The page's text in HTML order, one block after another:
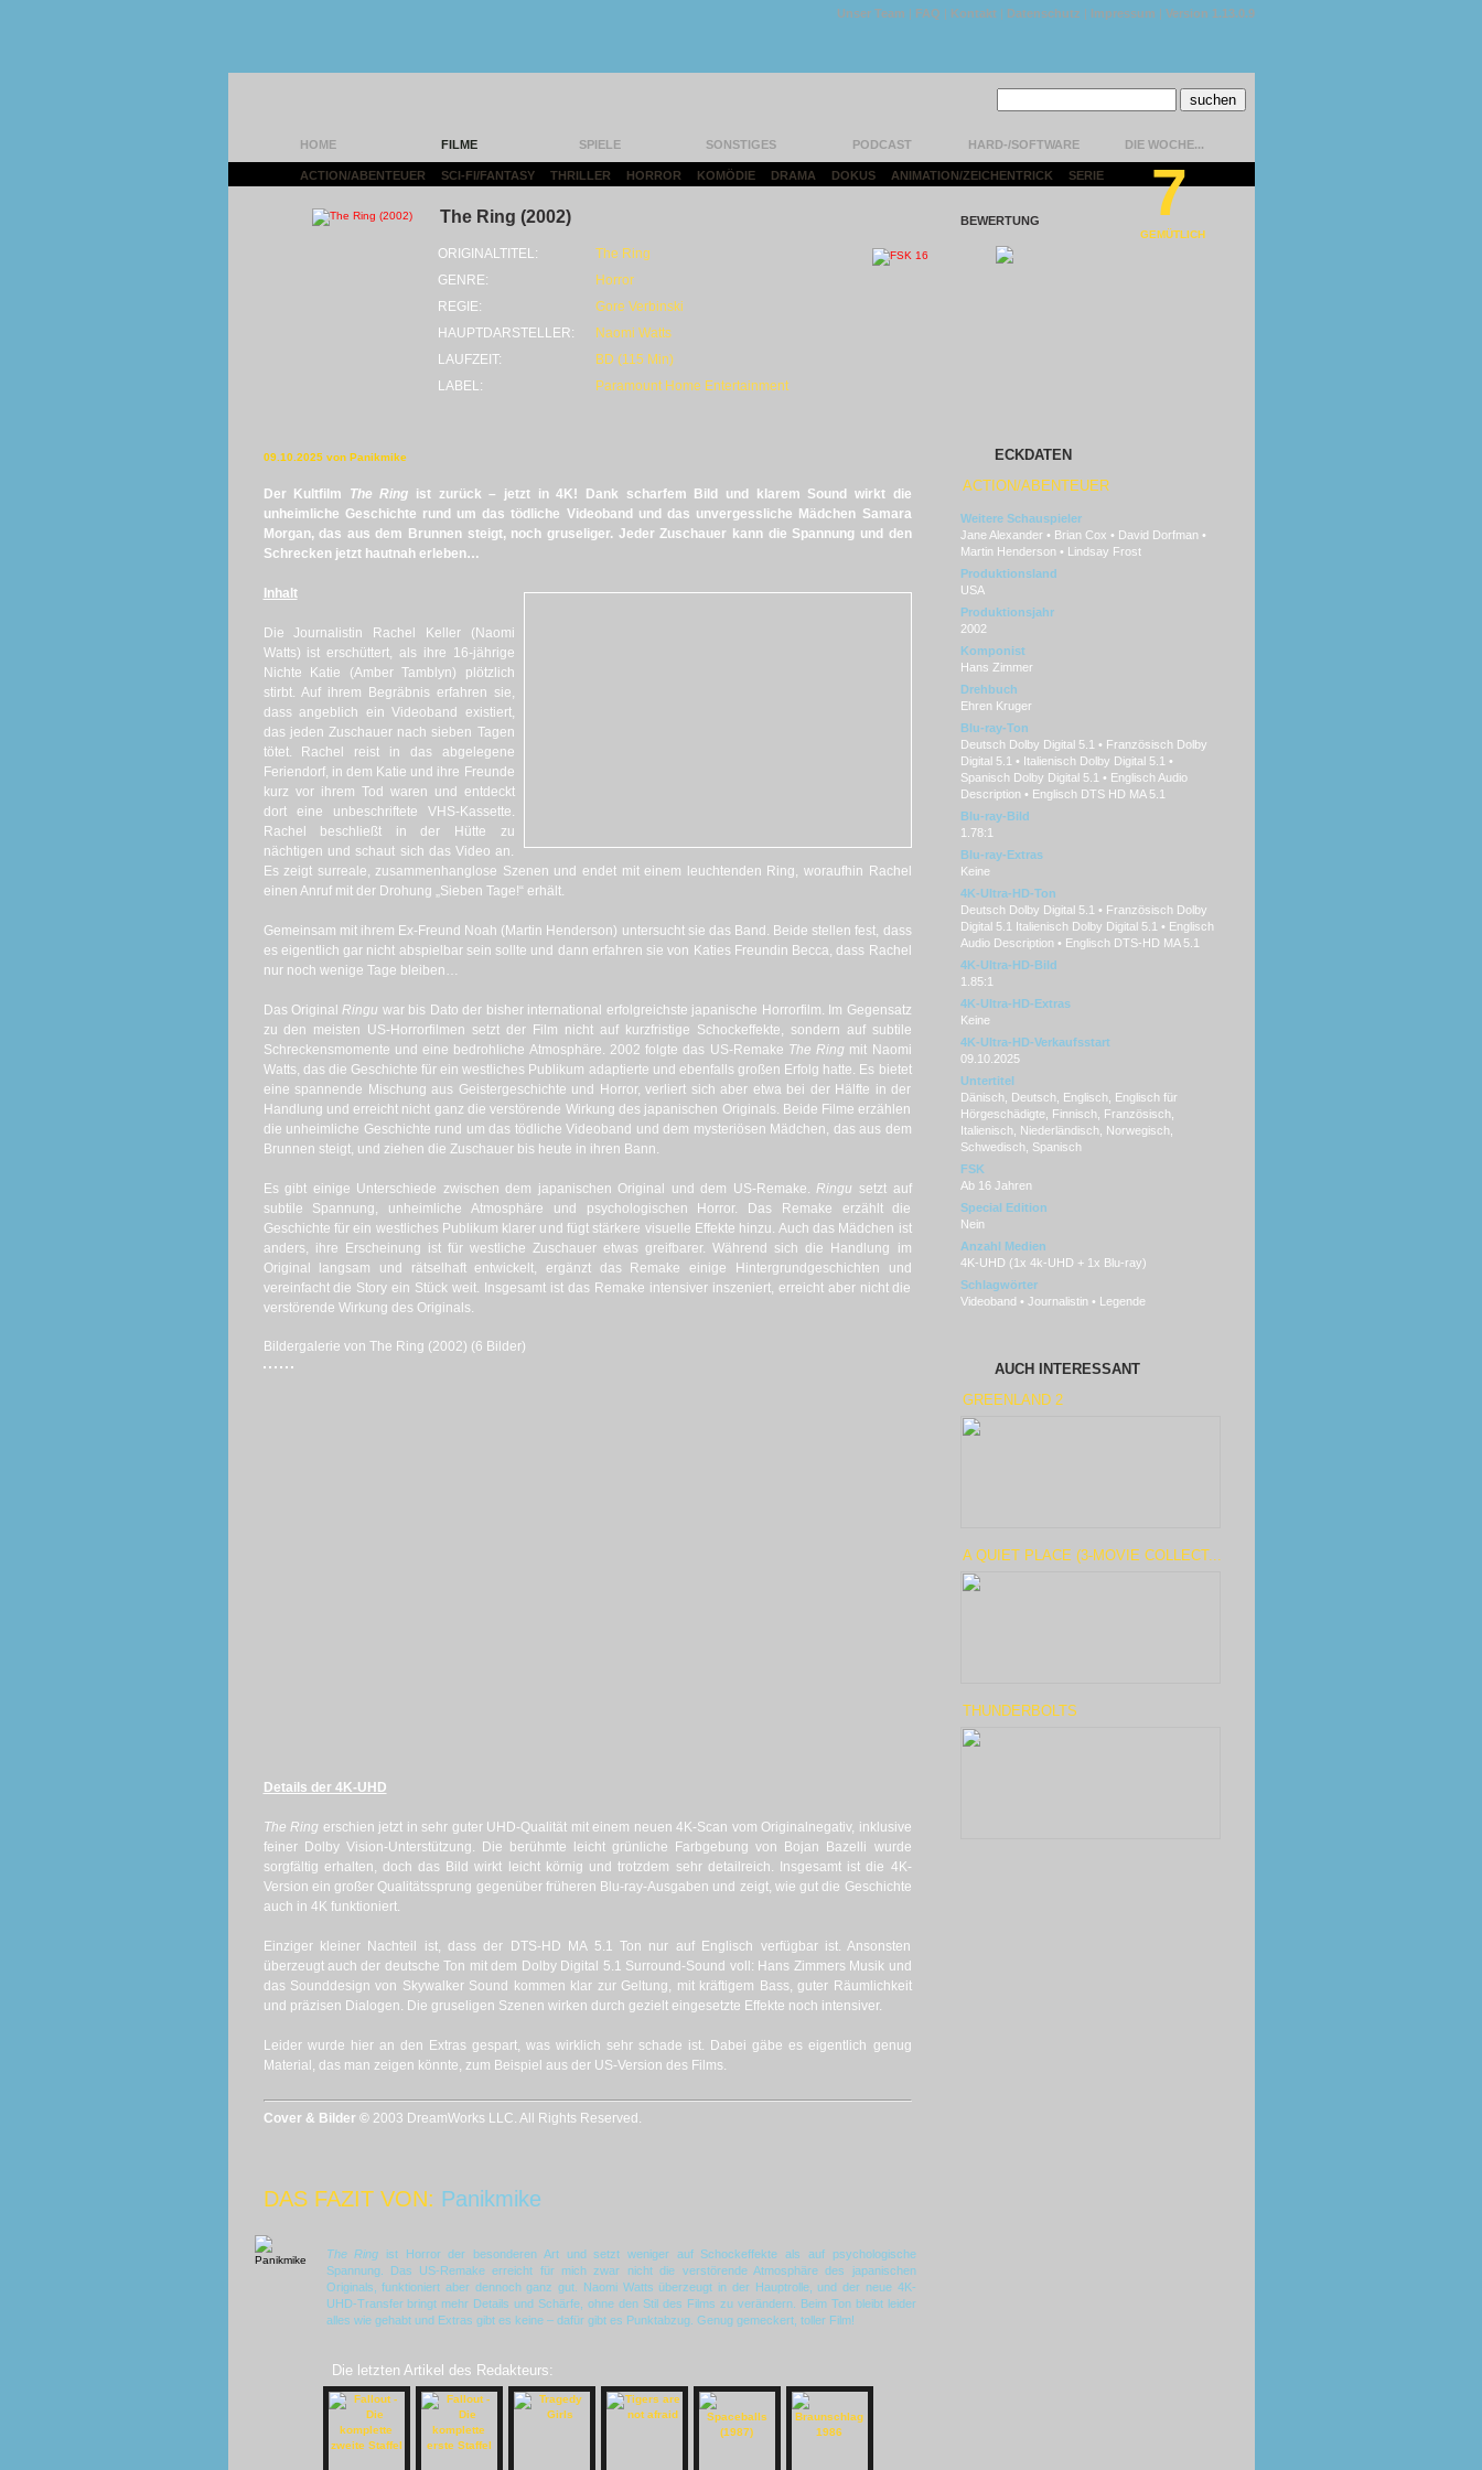
Unser Team | FAQ | Kontakt | Datenschutz | Impressum | Version 1.13.0.9
HOME FILME SPIELE SONSTIGES PODCAST HARD-/SOFTWARE DIE WOCHE...
ACTION/ABENTEUER SCI-FI/FANTASY THRILLER HORROR KOMÖDIE DRAMA DOKUS ANIMATION/ZEICHENTRICK SERIE
The Ring (2002)
ORIGINALTITEL:
The Ring
GENRE:
Horror
REGIE:
Gore Verbinski
HAUPTDARSTELLER:
Naomi Watts
LAUFZEIT:
BD (115 Min)
LABEL:
Paramount Home Entertainment
BEWERTUNG 7
GEMÜTLICH
09.10.2025 von Panikmike
Der Kultfilm The Ring ist zurück – jetzt in 4K! Dank scharfem Bild und klarem Sound wirkt die
unheimliche Geschichte rund um das tödliche Videoband und das unvergessliche Mädchen Samara
Morgan, das aus dem Brunnen steigt, noch gruseliger. Jeder Zuschauer kann die Spannung und den
Schrecken jetzt hautnah erleben…
Inhalt
Die Journalistin Rachel Keller (Naomi
Watts) ist erschüttert, als ihre 16-jährige
Nichte Katie (Amber Tamblyn) plötzlich
stirbt. Auf ihrem Begräbnis erfahren sie,
dass angeblich ein Videoband existiert,
das jeden Zuschauer nach sieben Tagen
tötet. Rachel reist in das abgelegene
Feriendorf, in dem Katie und ihre Freunde
kurz vor ihrem Tod waren und entdeckt
dort eine unbeschriftete VHS-Kassette.
Rachel beschließt in der Hütte zu
nächtigen und schaut sich das Video an.
Es zeigt surreale, zusammenhanglose Szenen und endet mit einem leuchtenden Ring, woraufhin Rachel
einen Anruf mit der Drohung „Sieben Tage!“ erhält.
Gemeinsam mit ihrem Ex-Freund Noah (Martin Henderson) untersucht sie das Band. Beide stellen fest, dass
es eigentlich gar nicht abspielbar sein sollte und dann erfahren sie von Katies Freundin Becca, dass Rachel
nur noch wenige Tage bleiben…
Das OriginalRingu war bis Dato der bisher international erfolgreichste japanische Horrorfilm. Im Gegensatz
zu den meisten US-Horrorfilmen setzt der Film nicht auf kurzfristige Schockeffekte, sondern auf subtile
Schreckensmomente und eine bedrohliche Atmosphäre. 2002 folgte das US-Remake The Ring mit Naomi
Watts, das die Geschichte für ein westliches Publikum adaptierte und ebenfalls großen Erfolg hatte. Es bietet
eine spannende Mischung aus Geistergeschichte und Horror, verliert sich aber etwa bei der Hälfte in der
Handlung und erreicht nicht ganz die verstörende Wirkung des japanischen Originals. Beide Filme erzählen
die unheimliche Geschichte rund um das tödliche Videoband und dem mysteriösen Mädchen, das aus dem
Brunnen steigt, und ziehen die Zuschauer bis heute in ihren Bann.
Es gibt einige Unterschiede zwischen dem japanischen Original und dem US-Remake.Ringu setzt auf
subtile Spannung, unheimliche Atmosphäre und psychologischen Horror. Das Remake erzählt die
Geschichte für ein westliches Publikum klarer und fügt stärkere visuelle Effekte hinzu. Auch das Mädchen ist
anders, ihre Erscheinung ist für westliche Zuschauer etwas greifbarer. Während sich die Handlung im
Original langsam und rätselhaft entwickelt, ergänzt das Remake einige Hintergrundgeschichten und
vereinfacht die Story ein Stück weit. Insgesamt ist das Remake intensiver inszeniert, erreicht aber nicht die
verstörende Wirkung des Originals.
Bildergalerie von The Ring (2002) (6 Bilder)
Details der 4K-UHD
The Ring erschien jetzt in sehr guter UHD-Qualität mit einem neuen 4K-Scan vom Originalnegativ, inklusive
feiner Dolby Vision-Unterstützung. Die berühmte leicht grünliche Farbgebung von Bojan Bazelli wurde
sorgfältig erhalten, doch das Bild wirkt leicht körnig und trotzdem sehr detailreich. Insgesamt ist die 4K-
Version ein großer Qualitätssprung gegenüber früheren Blu-ray-Ausgaben und zeigt, wie gut die Geschichte
auch in 4K funktioniert.
Einziger kleiner Nachteil ist, dass der DTS-HD MA 5.1 Ton nur auf Englisch verfügbar ist. Ansonsten
überzeugt auch der deutsche Ton mit dem Dolby Digital 5.1 Surround-Sound voll: Hans Zimmers Musik und
das Sounddesign von Skywalker Sound kommen klar zur Geltung, mit kräftigem Bass, guter Räumlichkeit
und präzisen Dialogen. Die gruseligen Szenen wirken durch gezielt eingesetzte Effekte noch intensiver.
Leider wurde hier an den Extras gespart, was wirklich sehr schade ist. Dabei gäbe es eigentlich genug
Material, das man zeigen könnte, zum Beispiel aus der US-Version des Films.
Cover & Bilder © 2003 DreamWorks LLC. All Rights Reserved.
DAS FAZIT VON: Panikmike
The Ring ist Horror der besonderen Art und setzt weniger auf Schockeffekte als auf psychologische
Spannung. Das US-Remake erreicht für mich zwar nicht die verstörende Atmosphäre des japanischen
Originals, funktioniert aber dennoch ganz gut. Naomi Watts überzeugt in der Hauptrolle, und der neue 4K-
UHD-Transfer bringt mehr Details und Schärfe, ohne den Stil des Films zu verändern. Beim Ton bleibt leider
alles wie gehabt und Extras gibt es keine – dafür gibt es Punktabzug. Genug gemeckert, toller Film!
Die letzten Artikel des Redakteurs:
ECKDATEN
ACTION/ABENTEUER
Weitere Schauspieler
Jane Alexander • Brian Cox • David Dorfman •
Martin Henderson • Lindsay Frost
Produktionsland
USA
Produktionsjahr
2002
Komponist
Hans Zimmer
Drehbuch
Ehren Kruger
Blu-ray-Ton
Deutsch Dolby Digital 5.1 • Französisch Dolby
Digital 5.1 • Italienisch Dolby Digital 5.1 •
Spanisch Dolby Digital 5.1 • Englisch Audio
Description • Englisch DTS HD MA 5.1
Blu-ray-Bild
1.78:1
Blu-ray-Extras
Keine
4K-Ultra-HD-Ton
Deutsch Dolby Digital 5.1 • Französisch Dolby
Digital 5.1 Italienisch Dolby Digital 5.1 • Englisch
Audio Description • Englisch DTS-HD MA 5.1
4K-Ultra-HD-Bild
1.85:1
4K-Ultra-HD-Extras
Keine
4K-Ultra-HD-Verkaufsstart
09.10.2025
Untertitel
Dänisch, Deutsch, Englisch, Englisch für
Hörgeschädigte, Finnisch, Französisch,
Italienisch, Niederländisch, Norwegisch,
Schwedisch, Spanisch
FSK
Ab 16 Jahren
Special Edition
Nein
Anzahl Medien
4K-UHD (1x 4k-UHD + 1x Blu-ray)
Schlagwörter
Videoband • Journalistin • Legende
AUCH INTERESSANT
GREENLAND 2
A QUIET PLACE (3-MOVIE COLLECT...
THUNDERBOLTS